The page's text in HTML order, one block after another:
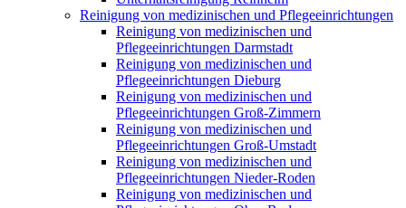
Reinigung von medizinischen und Pflegeeinrichtungen
Reinigung von medizinischen und
Pflegeeinrichtungen Darmstadt
Reinigung von medizinischen und
Pflegeeinrichtungen Dieburg
Reinigung von medizinischen und
Pflegeeinrichtungen Groß-Zimmern
Reinigung von medizinischen und
Pflegeeinrichtungen Groß-Umstadt
Reinigung von medizinischen und
Pflegeeinrichtungen Nieder-Roden
Reinigung von medizinischen und